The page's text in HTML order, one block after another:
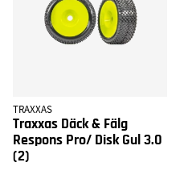
TRAXXAS
Traxxas Däck & Fälg
Respons Pro/ Disk Gul 3.0
(2)